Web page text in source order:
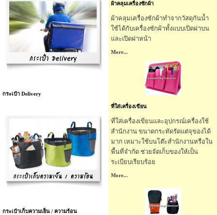
กระเป๋า Delivery
กระเป๋าเก็บความเย็น / ความร้อน
ผ้าคลุมเครื่องซักผ้า
ผ้าคลุมเครื่องซักผ้าทำจากวัสดุกันน้ำ
ใช้ได้กับเครื่องซักผ้าทั้งแบบเปิดฝาบน
และเปิดฝาหน้า
More...
ที่ใส่เครื่องเขียน
ที่ใส่เครื่องเขียนและอุปกรณ์เครื่องใช้
สำนักงาน ขนาดกระทัดรัดแต่จุของได้
มาก เหมาะใช้บนโต๊ะสำนักงานหรือใน
พื้นที่จำกัด ช่วยจัดเก็บของให้เป็น
ระเบียบเรียบร้อย
More...